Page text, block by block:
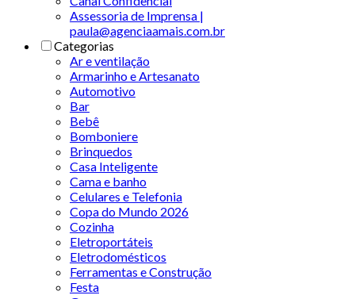
Assessoria de Imprensa |
paula@agenciaamais.com.br
Categorias
Ar e ventilação
Armarinho e Artesanato
Automotivo
Bar
Bebê
Bomboniere
Brinquedos
Casa Inteligente
Cama e banho
Celulares e Telefonia
Copa do Mundo 2026
Cozinha
Eletroportáteis
Eletrodomésticos
Ferramentas e Construção
Festa